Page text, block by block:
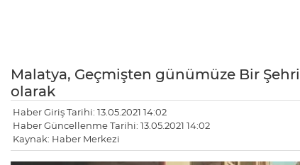
Malatya, Geçmişten günümüze Bir
olarak
Haber Giriş Tarihi: 13.05.2021 14:02
Haber Güncellenme Tarihi: 13.05.2021 14:02
Kaynak: Haber Merkezi